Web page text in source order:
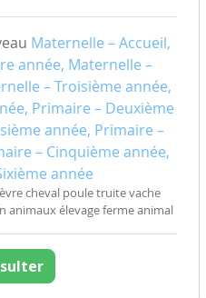
Maternelle – Accueil,
année, Maternelle –
– Troisième année,
Primaire – Deuxième
année, Primaire –
– Cinquième année,
année
cheval poule truite vache
animaux élevage ferme animal